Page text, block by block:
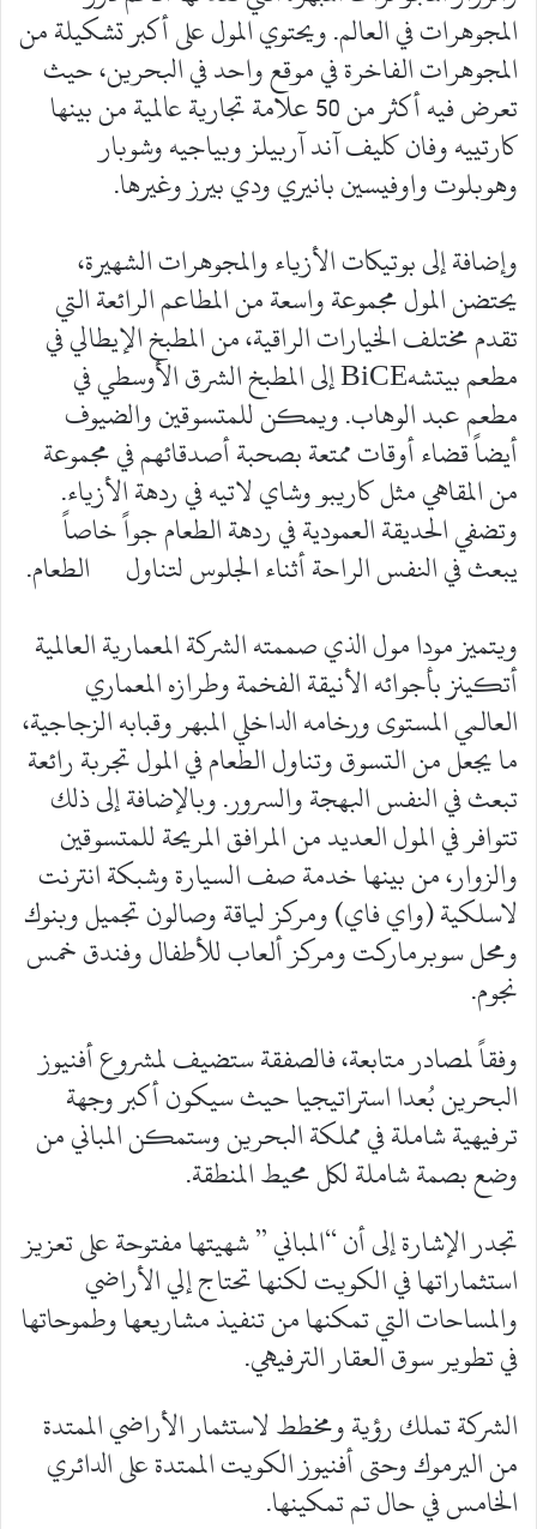
المجوهرات في العالم. ويحتوي المول على أكبر تشكيلة من
المجوهرات الفاخرة في موقع واحد في البحرين، حيث
تعرض فيه أكثر من 50 علامة تجارية عالمية من بينها
كارتييه وفان كليف آند آربيلز وبياجيه وشوبار
وهوبلوت واوفيسين بانيري ودي بيرز وغيرها.
وإضافة إلى بوتيكات الأزياء والمجوهرات الشهيرة،
يحتضن المول مجموعة واسعة من المطاعم الرائعة التي
تقدم مختلف الخيارات الراقية، من المطبخ الإيطالي في
مطعم بيتشهBiCE إلى المطبخ الشرق الأوسطي في
مطعم عبد الوهاب. ويمكن للمتسوقين والضيوف
أيضاً قضاء أوقات ممتعة بصحبة أصدقائهم في مجموعة
من المقاهي مثل كاريبو وشاي لاتيه في ردهة الأزياء.
وتضفي الحديقة العمودية في ردهة الطعام جواً خاصاً
يبعث في النفس الراحة أثناء الجلوس لتناول الطعام.
ويتميز مودا مول الذي صممته الشركة المعمارية العالمية
أتكينز بأجوائه الأنيقة الفخمة وطرازه المعماري
العالمي المستوى ورخامه الداخلي المبهر وقبابه الزجاجية،
ما يجعل من التسوق وتناول الطعام في المول تجربة رائعة
تبعث في النفس البهجة والسرور. وبالإضافة إلى ذلك
تتوافر في المول العديد من المرافق المريحة للمتسوقين
والزوار، من بينها خدمة صف السيارة وشبكة انترنت
لاسلكية (واي فاي) ومركز لياقة وصالون تجميل وبنوك
ومحل سوبرماركت ومركز ألعاب للأطفال وفندق خمس
نجوم.
وفقاً لمصادر متابعة، فالصفقة ستضيف لمشروع أفنيوز
البحرين بُعدا استراتيجيا حيث سيكون أكبر وجهة
ترفيهية شاملة في مملكة البحرين وستمكن المباني من
وضع بصمة شاملة لكل محيط المنطقة.
تجدر الإشارة إلى أن “المباني ” شهيتها مفتوحة على تعزيز
استثماراتها في الكويت لكنها تحتاج إلي الأراضي
والمساحات التي تمكنها من تنفيذ مشاريعها وطموحاتها
في تطوير سوق العقار الترفيهي.
الشركة تملك رؤية ومخطط لاستثمار الأراضي الممتدة
من اليرموك وحتى أفنيوز الكويت الممتدة على الدائري
الخامس في حال تم تمكينها.